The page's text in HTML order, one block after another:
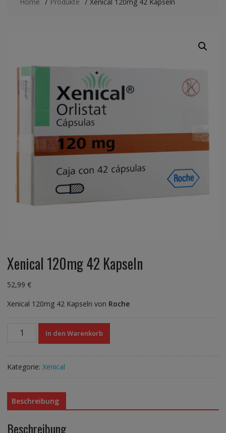
Xenical 120mg 42 Kapseln
52,99 €
Xenical 120mg 42 Kapseln von Roche
Xenical
120mg
Menge
In den Warenkorb
Kategorie: Xenical
Beschreibung
Beschreibung